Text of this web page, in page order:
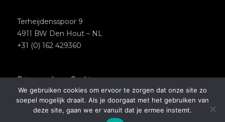
Terheijdensspoor 9
4911 BW Den Hout – NL
+31 (0) 162 429360
Privacypolicy–Cookies
Copyright 2018 – Van Olst Horses
Website byNewmore
We gebruiken cookies om ervoor te zorgen dat onze site zo
soepel mogelijk draait. Als je doorgaat met het gebruiken van
deze site, gaan we er vanuit dat je ermee instemt.